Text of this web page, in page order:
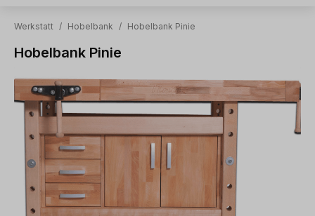
Werkstatt / Hobelbank / Hobelbank Pinie
Hobelbank Pinie